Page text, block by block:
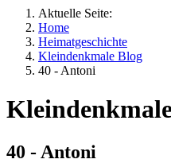
Aktuelle Seite:
Home
Heimatgeschichte
Kleindenkmale Blog
40 - Antoni
40 - Antoni